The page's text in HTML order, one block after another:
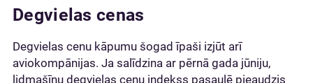
Degvielas cenas
Degvielas cenu kāpumu šogad īpaši izjūt arī
aviokompānijas. Ja salīdzina ar pērnā gada jūniju,
lidmašīnu degvielas cenu indekss pasaulē pieaudzis